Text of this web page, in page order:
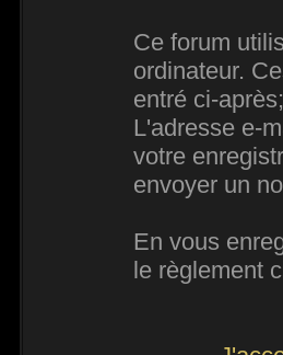
Ce forum
ordinateur.
entré ci-
L'adresse e-
votre
envoyer un
En vous
le règlement